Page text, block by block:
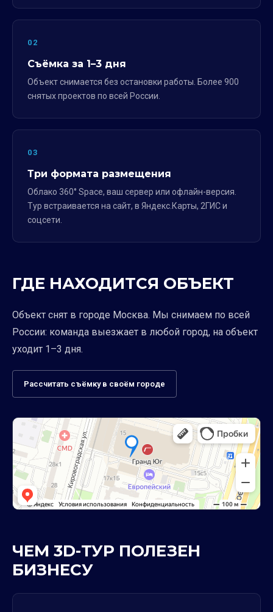
02
Съёмка за 1–3 дня
Объект снимается без остановки работы. Более 900
снятых проектов по всей России.
03
Три формата размещения
Облако 360° Space, ваш сервер или офлайн-версия.
Тур встраивается на сайт, в Яндекс.Карты, 2ГИС и
соцсети.
ГДЕ НАХОДИТСЯ ОБЪЕКТ
Объект снят в городе Москва. Мы снимаем по всей
России: команда выезжает в любой город, на объект
уходит 1–3 дня.
Рассчитать съёмку в своём городе
ЧЕМ 3D-ТУР ПОЛЕЗЕН
БИЗНЕСУ